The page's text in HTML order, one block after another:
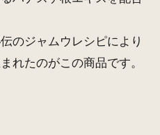
のジャムウレシピにより
れたのがこの商品です。